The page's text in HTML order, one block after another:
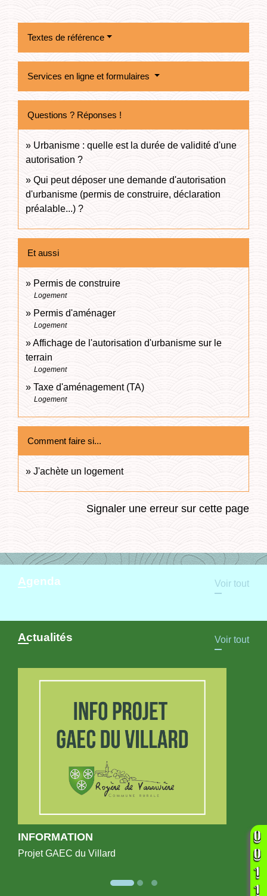
Textes de référence
Services en ligne et formulaires
Questions ? Réponses !
Urbanisme : quelle est la durée de validité d'une
autorisation ?
Qui peut déposer une demande d'autorisation
d'urbanisme (permis de construire, déclaration
préalable...) ?
Et aussi
Permis de construire
Logement
Permis d'aménager
Logement
Affichage de l'autorisation d'urbanisme sur le
terrain
Logement
Taxe d'aménagement (TA)
Logement
Comment faire si...
J'achète un logement
Signaler une erreur sur cette page
Agenda Voir tout
Actualités Voir tout
INFORMATION
Projet GAEC du Villard